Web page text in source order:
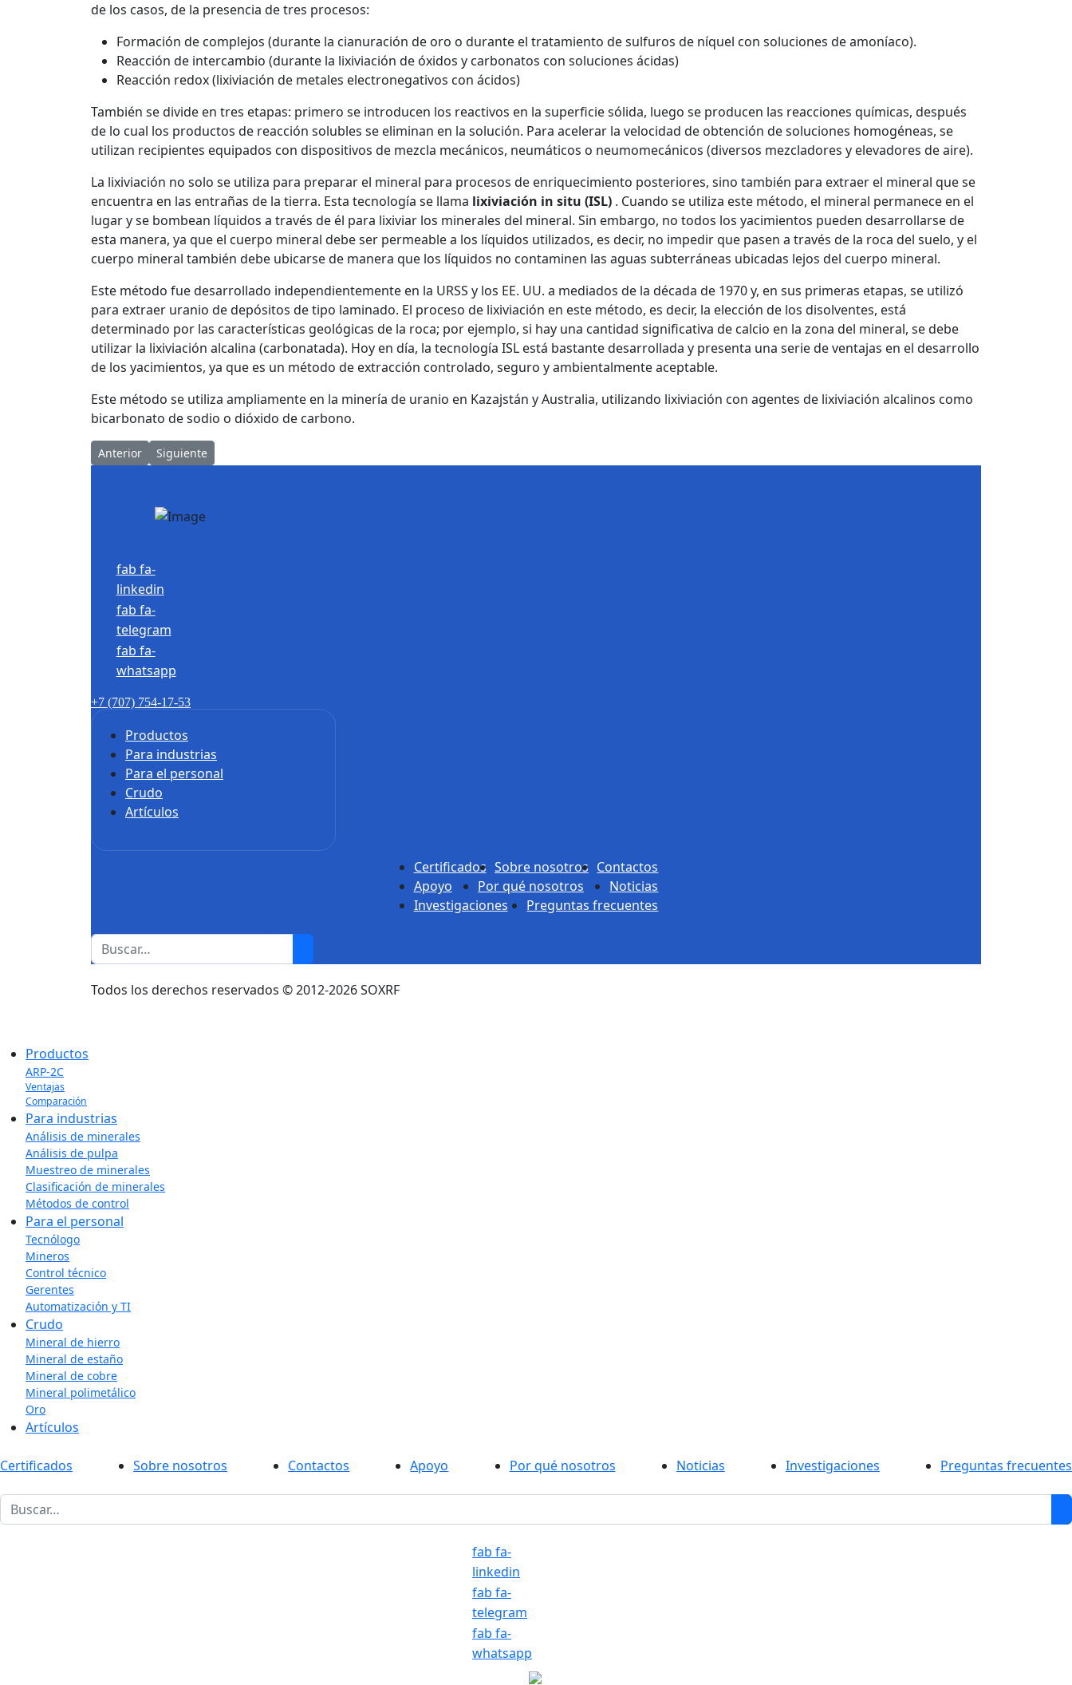
de los casos, de la presencia de tres procesos:
Formación de complejos (durante la cianuración de oro o durante el tratamiento de sulfuros de níquel con soluciones de amoníaco).
Reacción de intercambio (durante la lixiviación de óxidos y carbonatos con soluciones ácidas)
Reacción redox (lixiviación de metales electronegativos con ácidos)
También se divide en tres etapas: primero se introducen los reactivos en la superficie sólida, luego se producen las reacciones químicas, después
de lo cual los productos de reacción solubles se eliminan en la solución. Para acelerar la velocidad de obtención de soluciones homogéneas, se
utilizan recipientes equipados con dispositivos de mezcla mecánicos, neumáticos o neumomecánicos (diversos mezcladores y elevadores de aire).
La lixiviación no solo se utiliza para preparar el mineral para procesos de enriquecimiento posteriores, sino también para extraer el mineral que se
encuentra en las entrañas de la tierra. Esta tecnología se llama lixiviación in situ (ISL) . Cuando se utiliza este método, el mineral permanece en el
lugar y se bombean líquidos a través de él para lixiviar los minerales del mineral. Sin embargo, no todos los yacimientos pueden desarrollarse de
esta manera, ya que el cuerpo mineral debe ser permeable a los líquidos utilizados, es decir, no impedir que pasen a través de la roca del suelo, y el
cuerpo mineral también debe ubicarse de manera que los líquidos no contaminen las aguas subterráneas ubicadas lejos del cuerpo mineral.
Este método fue desarrollado independientemente en la URSS y los EE. UU. a mediados de la década de 1970 y, en sus primeras etapas, se utilizó
para extraer uranio de depósitos de tipo laminado. El proceso de lixiviación en este método, es decir, la elección de los disolventes, está
determinado por las características geológicas de la roca; por ejemplo, si hay una cantidad significativa de calcio en la zona del mineral, se debe
utilizar la lixiviación alcalina (carbonatada). Hoy en día, la tecnología ISL está bastante desarrollada y presenta una serie de ventajas en el desarrollo
de los yacimientos, ya que es un método de extracción controlado, seguro y ambientalmente aceptable.
Este método se utiliza ampliamente en la minería de uranio en Kazajstán y Australia, utilizando lixiviación con agentes de lixiviación alcalinos como
bicarbonato de sodio o dióxido de carbono.
Artículo anterior: Tubo de rayos X Mini-X
Anterior Artículo siguiente: Tipos de minerales
Siguiente
fab fa-
linkedin
fab fa-
telegram
fab fa-
whatsapp
+7 (707) 754-17-53
Productos
Para industrias
Para el personal
Crudo
Artículos
Certificados Sobre nosotros Contactos
Apoyo
Por qué nosotros
Noticias
Investigaciones
Preguntas frecuentes
1
Todos los derechos reservados © 2012-2026 SOXRF
Productos
ARP-2C
Ventajas
Comparación
Para industrias
Análisis de minerales
Análisis de pulpa
Muestreo de minerales
Clasificación de minerales
Métodos de control
Para el personal
Tecnólogo
Mineros
Control técnico
Gerentes
Automatización y TI
Crudo
Mineral de hierro
Mineral de estaño
Mineral de cobre
Mineral polimetálico
Oro
Artículos
Certificados Sobre nosotros Contactos Apoyo Por qué nosotros Noticias Investigaciones Preguntas frecuentes
1
fab fa-
linkedin
fab fa-
telegram
fab fa-
whatsapp